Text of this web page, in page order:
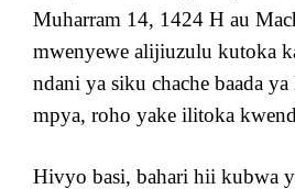
Muharram 14, 1424 H au
mwenyewe alijiuzulu kutoka
ndani ya siku chache baada
mpya, roho yake ilitoka
Hivyo basi, bahari hii kubwa